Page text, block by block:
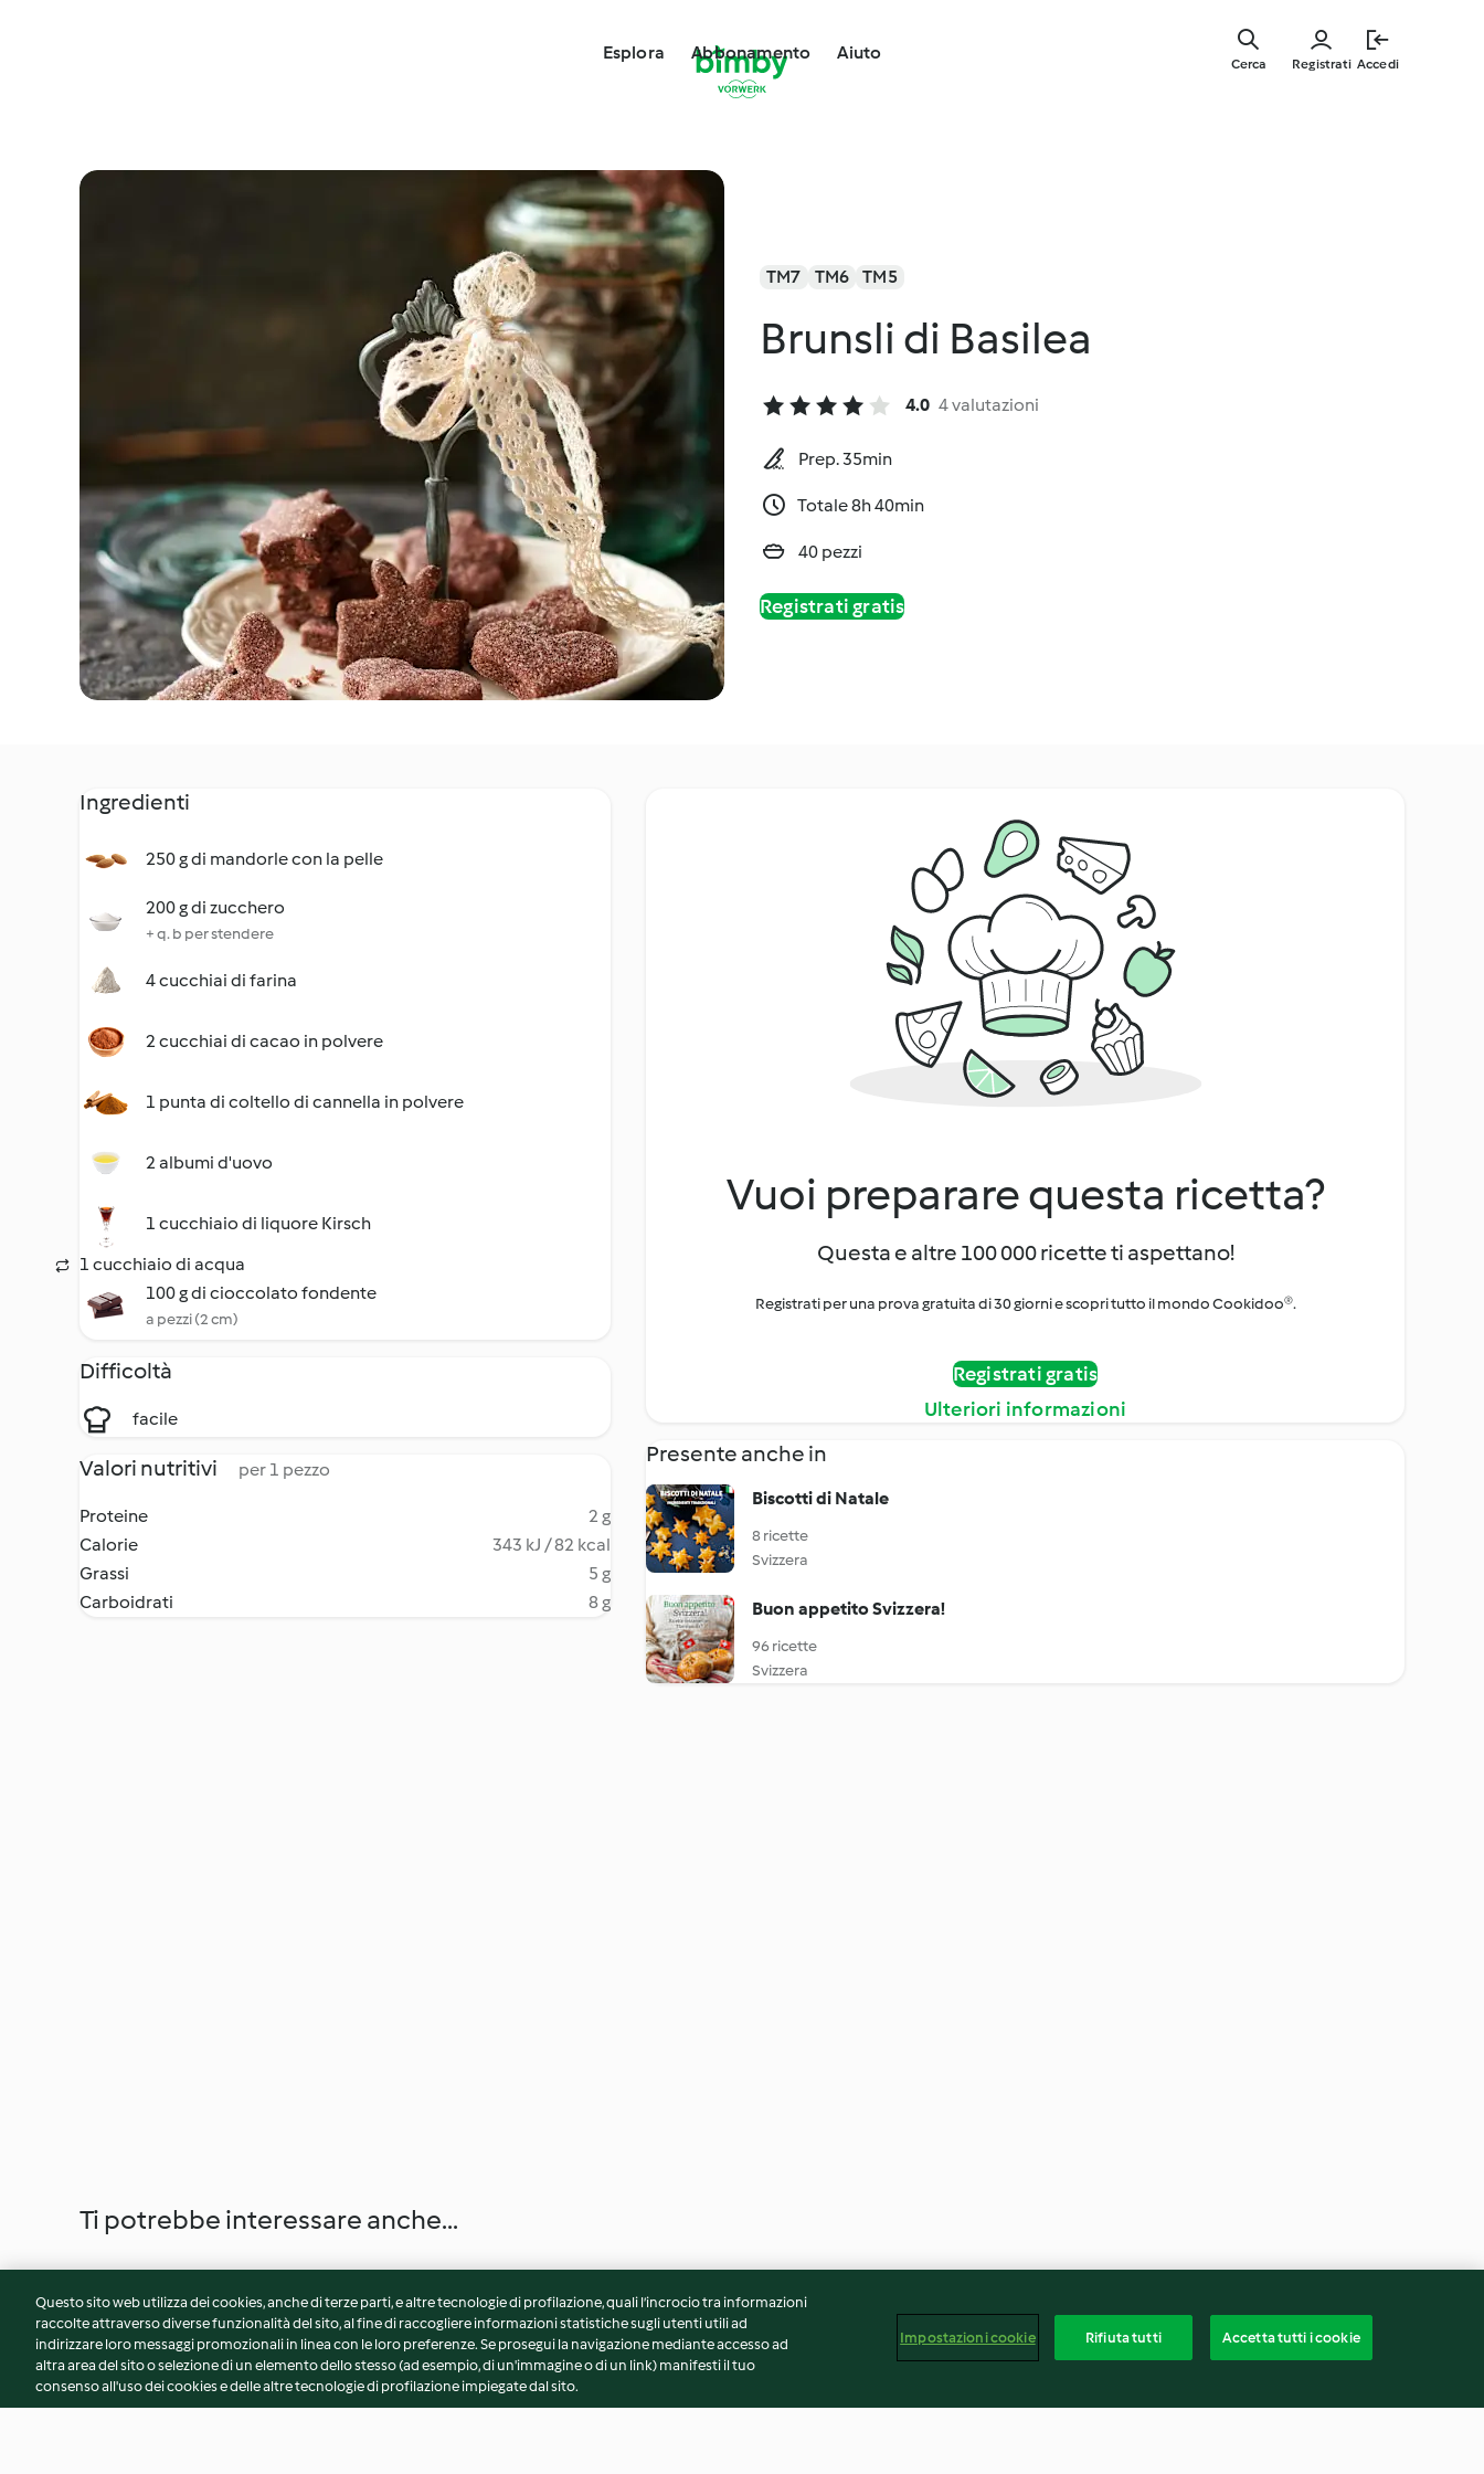
Esplora Abbonamento Aiuto
Registrati Accedi
Cerca
TM7 TM6 TM5
Brunsli di Basilea
4.0 4 valutazioni
Prep. 35min
Totale 8h 40min
40 pezzi
Registrati gratis
Ingredienti
250 g di mandorle con la pelle
200 g di zucchero
+ q. b per stendere
4 cucchiai di farina
2 cucchiai di cacao in polvere
1 punta di coltello di cannella in polvere
2 albumi d'uovo
1 cucchiaio di liquore Kirsch
1 cucchiaio di acqua
100 g di cioccolato fondente
a pezzi (2 cm)
Difficoltà
facile
Valori nutritivi per 1 pezzo
Proteine
2 g
Calorie
343 kJ / 82 kcal
Grassi
5 g
Carboidrati
8 g
Vuoi preparare questa ricetta?
Questa e altre 100 000 ricette ti aspettano!
Registrati per una prova gratuita di 30 giorni e scopri tutto il mondo Cookidoo®.
Registrati gratis
Ulteriori informazioni
Presente anche in
Biscotti di Natale
8 ricette
Svizzera
Buon appetito Svizzera!
96 ricette
Svizzera
Ti potrebbe interessare anche...
Questo sito web utilizza dei cookies, anche di terze parti, e altre tecnologie di profilazione, quali l’incrocio tra informazioni
raccolte attraverso diverse funzionalità del sito, al fine di raccogliere informazioni statistiche sugli utenti utili ad
indirizzare loro messaggi promozionali in linea con le loro preferenze. Se prosegui la navigazione mediante accesso ad
altra area del sito o selezione di un elemento dello stesso (ad esempio, di un'immagine o di un link) manifesti il tuo
consenso all'uso dei cookies e delle altre tecnologie di profilazione impiegate dal sito.
Impostazioni cookie Rifiuta tutti Accetta tutti i cookie